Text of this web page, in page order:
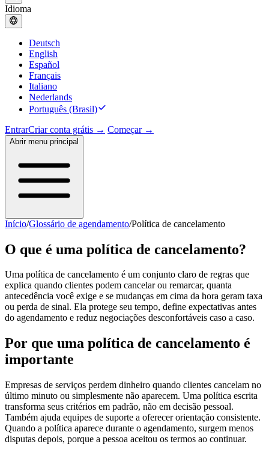
Idioma
Deutsch
English
Español
Français
Italiano
Nederlands
Português (Brasil)
EntrarCriar conta grátis → Começar →
Abrir menu principal
Início/Glossário de agendamento/Política de cancelamento
O que é uma política de cancelamento?
Uma política de cancelamento é um conjunto claro de regras que
explica quando clientes podem cancelar ou remarcar, quanta
antecedência você exige e se mudanças em cima da hora geram taxa
ou perda de sinal. Ela protege seu tempo, define expectativas antes
do agendamento e reduz negociações desconfortáveis caso a caso.
Por que uma política de cancelamento é
importante
Empresas de serviços perdem dinheiro quando clientes cancelam no
último minuto ou simplesmente não aparecem. Uma política escrita
transforma seus critérios em padrão, não em decisão pessoal.
Também ajuda equipes de suporte a oferecer orientação consistente.
Quando a política aparece durante o agendamento, surgem menos
disputas depois, porque a pessoa aceitou os termos ao continuar.